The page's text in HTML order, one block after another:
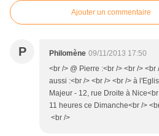
Ajouter un commentaire
P Philomène 09/11/2013 17:50
<br /> @ Pierre :<br /> <br />
aussi :<br /> <br /> <br /> à
Majeur - 12, rue Droite à
11 heures ce Dimanche<br />
<br />